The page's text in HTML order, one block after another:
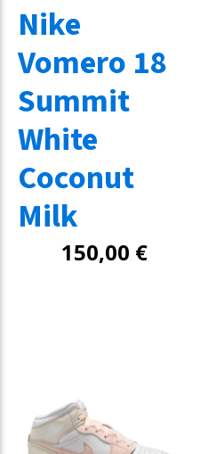
Nike
Vomero 18
Summit
White
Coconut
Milk
150,00 €